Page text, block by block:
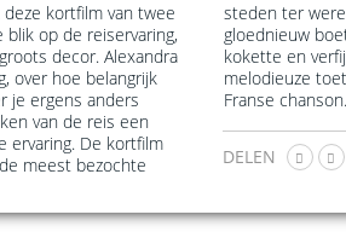
kortfilm van twee
op de reiservaring,
decor. Alexandra
over hoe belangrijk
je ergens anders
van de reis een
ervaring. De kortfilm
meest bezochte
Panorama, een
Het heeft een
romantische en
namen van het
Franse chanson.
DELEN